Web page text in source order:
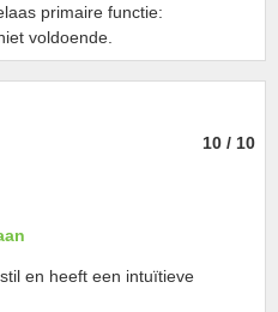
primaire functie:
voldoende.
10 / 10
en heeft een intuïtieve